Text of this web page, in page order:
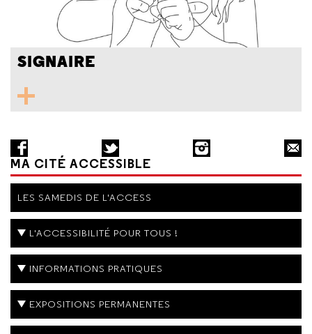
SIGNAIRE
MA CITÉ ACCESSIBLE
LES SAMEDIS DE L'ACCESS
L'ACCESSIBILITÉ POUR TOUS !
INFORMATIONS PRATIQUES
EXPOSITIONS PERMANENTES